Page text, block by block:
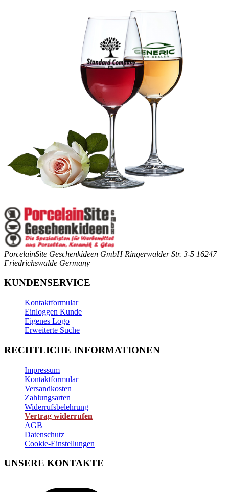
PorcelainSite Geschenkideen GmbH Ringerwalder Str. 3-5 16247
Friedrichswalde Germany
KUNDENSERVICE
Kontaktformular
Einloggen Kunde
Eigenes Logo
Erweiterte Suche
RECHTLICHE INFORMATIONEN
Impressum
Kontaktformular
Versandkosten
Zahlungsarten
Widerrufsbelehrung
Vertrag widerrufen
AGB
Datenschutz
Cookie-Einstellungen
UNSERE KONTAKTE